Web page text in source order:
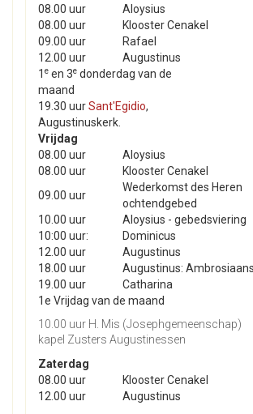
08.00 uur
Aloysius
08.00 uur
Klooster Cenakel
09.00 uur
Rafael
12.00 uur
Augustinus
1 e en 3e donderdag van de
maand
19.30 uurSant'Egidio,
Augustinuskerk.
Vrijdag
08.00 uur
Aloysius
08.00 uur
Klooster Cenakel
09.00 uur
Wederkomst des Heren
ochtendgebed
10.00 uur
Aloysius - gebedsviering
10:00 uur:
Dominicus
12.00 uur
Augustinus
18.00 uur
Augustinus:
19.00 uur
Catharina
1e Vrijdag van de maand
10.00 uur H. Mis (Josephgemeenschap)
kapel Zusters Augustinessen
Zaterdag
08.00 uur
Klooster Cenakel
12.00 uur
Augustinus